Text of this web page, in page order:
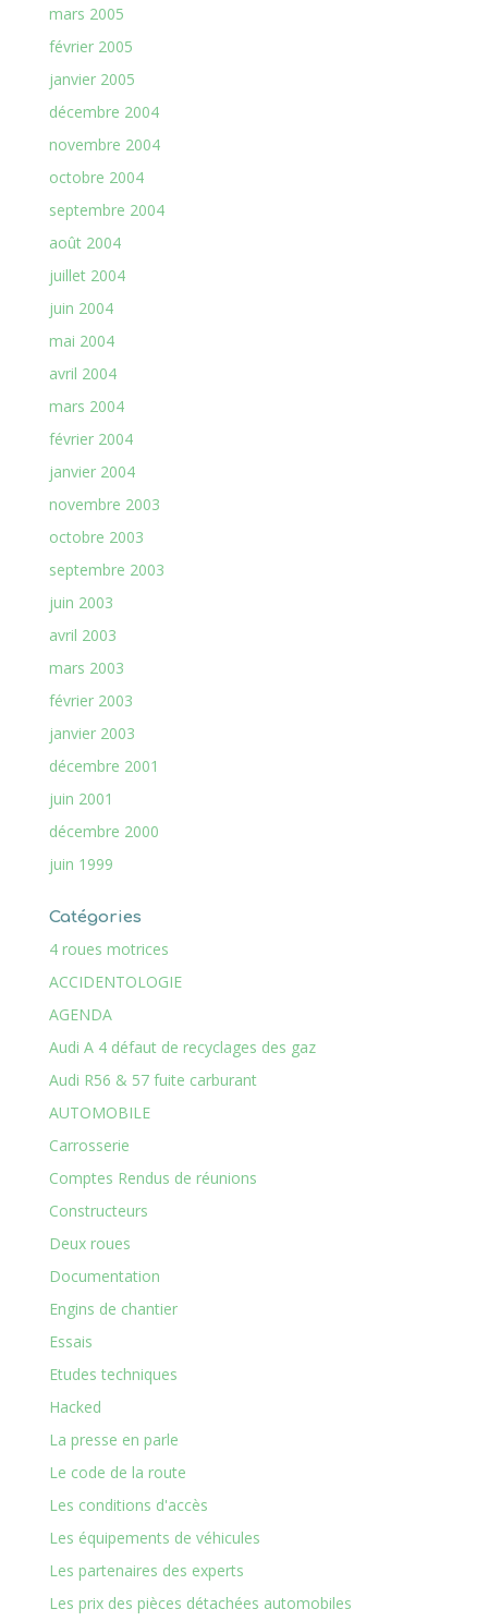
mars 2005
février 2005
janvier 2005
décembre 2004
novembre 2004
octobre 2004
septembre 2004
août 2004
juillet 2004
juin 2004
mai 2004
avril 2004
mars 2004
février 2004
janvier 2004
novembre 2003
octobre 2003
septembre 2003
juin 2003
avril 2003
mars 2003
février 2003
janvier 2003
décembre 2001
juin 2001
décembre 2000
juin 1999
Catégories
4 roues motrices
ACCIDENTOLOGIE
AGENDA
Audi A 4 défaut de recyclages des gaz
Audi R56 & 57 fuite carburant
AUTOMOBILE
Carrosserie
Comptes Rendus de réunions
Constructeurs
Deux roues
Documentation
Engins de chantier
Essais
Etudes techniques
Hacked
La presse en parle
Le code de la route
Les conditions d'accès
Les équipements de véhicules
Les partenaires des experts
Les prix des pièces détachées automobiles